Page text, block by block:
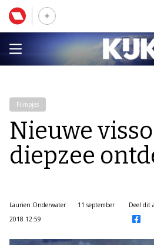
Filmpjes
Nieuwe
diepzee
Laurien Onderwater
11 september
2018 12:59
Deel dit